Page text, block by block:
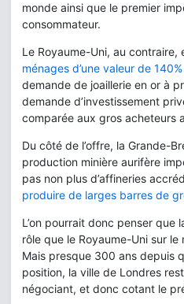
monde ainsi que le premier
consommateur.
Le Royaume-Uni, au
ménages d’une valeur de 140%
demande de joaillerie en or à
demande d’investissement
comparée aux gros acheteurs
Du côté de l’offre, la Grande-
production minière aurifère
pas non plus d’affineries
produire de larges barres de
L’on pourrait donc penser que
rôle que le Royaume-Uni sur le
Mais presque 300 ans depuis
position, la ville de Londres
négociant, et donc cotant le